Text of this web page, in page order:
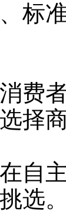
标
者
择
主
选